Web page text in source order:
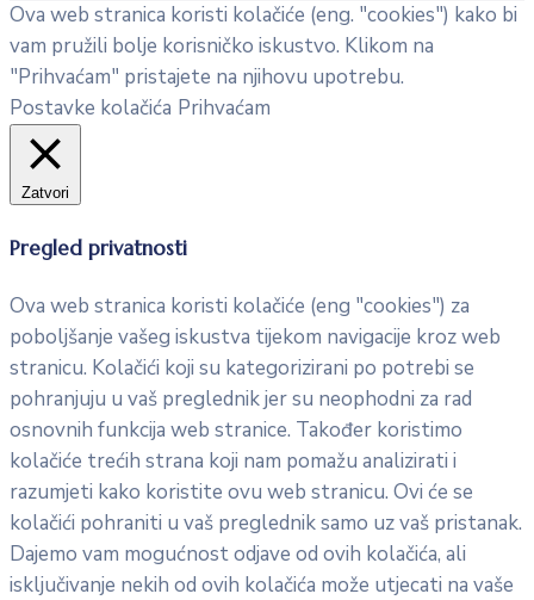
Ova web stranica koristi kolačiće (eng. "cookies") kako bi
vam pružili bolje korisničko iskustvo. Klikom na
"Prihvaćam" pristajete na njihovu upotrebu.
Postavke kolačića Prihvaćam
Zatvori
Pregled privatnosti
Ova web stranica koristi kolačiće (eng "cookies") za
poboljšanje vašeg iskustva tijekom navigacije kroz web
stranicu. Kolačići koji su kategorizirani po potrebi se
pohranjuju u vaš preglednik jer su neophodni za rad
osnovnih funkcija web stranice. Također koristimo
kolačiće trećih strana koji nam pomažu analizirati i
razumjeti kako koristite ovu web stranicu. Ovi će se
kolačići pohraniti u vaš preglednik samo uz vaš pristanak.
Dajemo vam mogućnost odjave od ovih kolačića, ali
isključivanje nekih od ovih kolačića može utjecati na vaše